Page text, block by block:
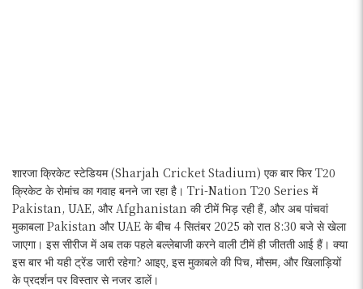
शारजा क्रिकेट स्टेडियम (Sharjah Cricket Stadium) एक बार फिर T20
क्रिकेट के रोमांच का गवाह बनने जा रहा है। Tri-Nation T20 Series में
Pakistan, UAE, और Afghanistan की टीमें भिड़ रही हैं, और अब पांचवां
मुकाबला Pakistan और UAE के बीच 4 सितंबर 2025 को रात 8:30 बजे से खेला
जाएगा। इस सीरीज में अब तक पहले बल्लेबाजी करने वाली टीमें ही जीतती आई हैं। क्या
इस बार भी यही ट्रेंड जारी रहेगा? आइए, इस मुकाबले की पिच, मौसम, और खिलाड़ियों
के प्रदर्शन पर विस्तार से नजर डालें।